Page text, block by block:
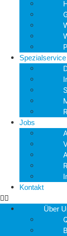
Spezialservice
Jobs
Kontakt
Über